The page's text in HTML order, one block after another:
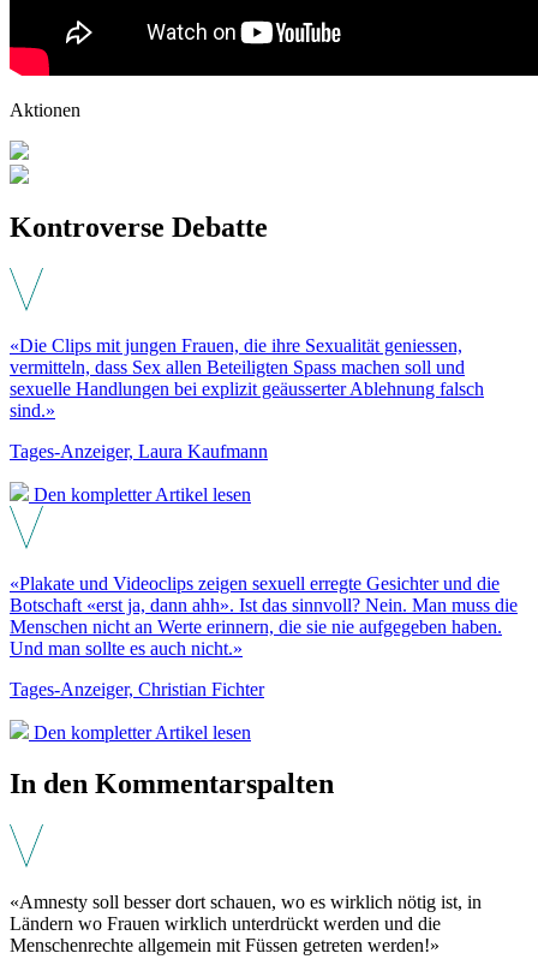
Aktionen
Kontroverse Debatte
«Die Clips mit jungen Frauen, die ihre Sexualität geniessen,
vermitteln, dass Sex allen Beteiligten Spass machen soll und
sexuelle Handlungen bei explizit geäusserter Ablehnung falsch
sind.»
Tages-Anzeiger, Laura Kaufmann
Den kompletter Artikel lesen
«Plakate und Videoclips zeigen sexuell erregte Gesichter und die
Botschaft «erst ja, dann ahh». Ist das sinnvoll? Nein. Man muss die
Menschen nicht an Werte erinnern, die sie nie aufge­geben haben.
Und man sollte es auch nicht.»
Tages-Anzeiger, Christian Fichter
Den kompletter Artikel lesen
In den Kommentarspalten
«Amnesty soll besser dort schauen, wo es wirklich nötig ist, in
Ländern wo Frauen wirklich unterdrückt werden und die
Menschenrechte allgemein mit Füssen getreten werden!»